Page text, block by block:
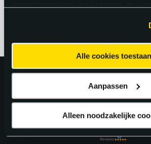
gaat akkoord met onze cookies als u
Alle cookies toestaan
Aanpassen
Alleen noodzakelijke
Uitstekend!
uit 5 van163Google